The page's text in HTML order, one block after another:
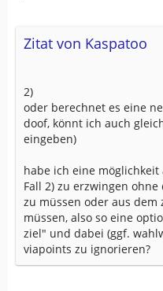
Zitat von Kaspatoo
2)
oder berechnet es eine
doof, könnt ich auch
eingeben)
habe ich eine
Fall 2) zu erzwingen
zu müssen oder aus
müssen, also so eine
ziel" und dabei (ggf.
viapoints zu ignorieren?